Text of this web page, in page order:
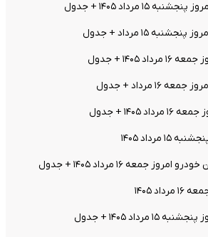
مرداد ۱۴۰۵ + جدول
۱۵ مرداد + جدول
۱۴۰۵ + جدول
مرداد + جدول
۱۴۰۵ + جدول
مرداد ۱۴۰۵
جمعه ۱۶ مرداد ۱۴۰۵ + جدول
۱۴۰۵
۱۴۰۵ + جدول